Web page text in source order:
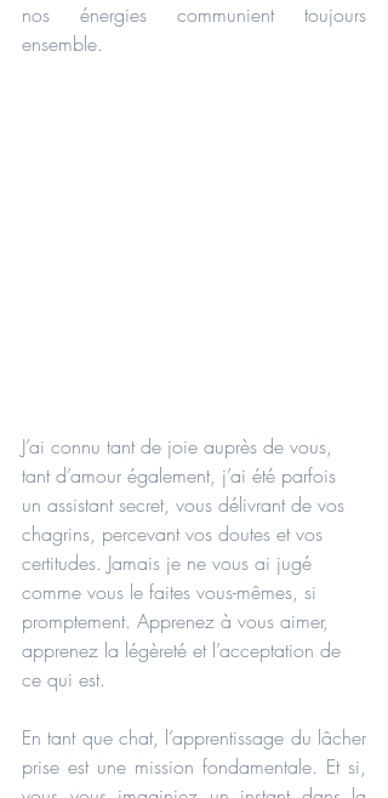
nos énergies communient toujours
ensemble.
J’ai connu tant de joie auprès de vous,
tant d’amour également, j’ai été parfois
un assistant secret, vous délivrant de vos
chagrins, percevant vos doutes et vos
certitudes. Jamais je ne vous ai jugé
comme vous le faites vous-mêmes, si
promptement. Apprenez à vous aimer,
apprenez la légèreté et l’acceptation de
ce qui est.
En tant que chat, l’apprentissage du lâcher
prise est une mission fondamentale. Et si,